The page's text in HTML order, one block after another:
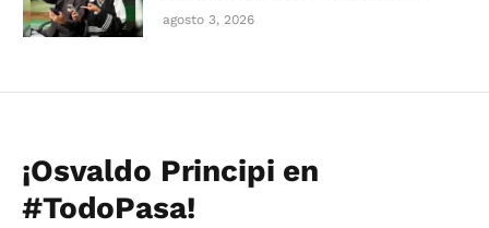
agosto 3, 2026
¡Osvaldo Principi en
#TodoPasa!